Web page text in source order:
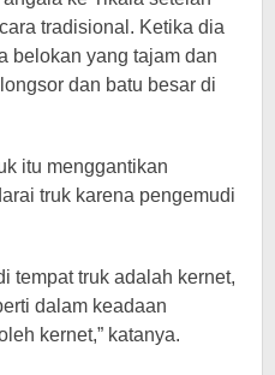
tradisional. Ketika dia
belokan yang tajam dan
dan batu besar di
itu menggantikan
truk karena pengemudi
tempat truk adalah kernet,
dalam keadaan
kernet,” katanya.